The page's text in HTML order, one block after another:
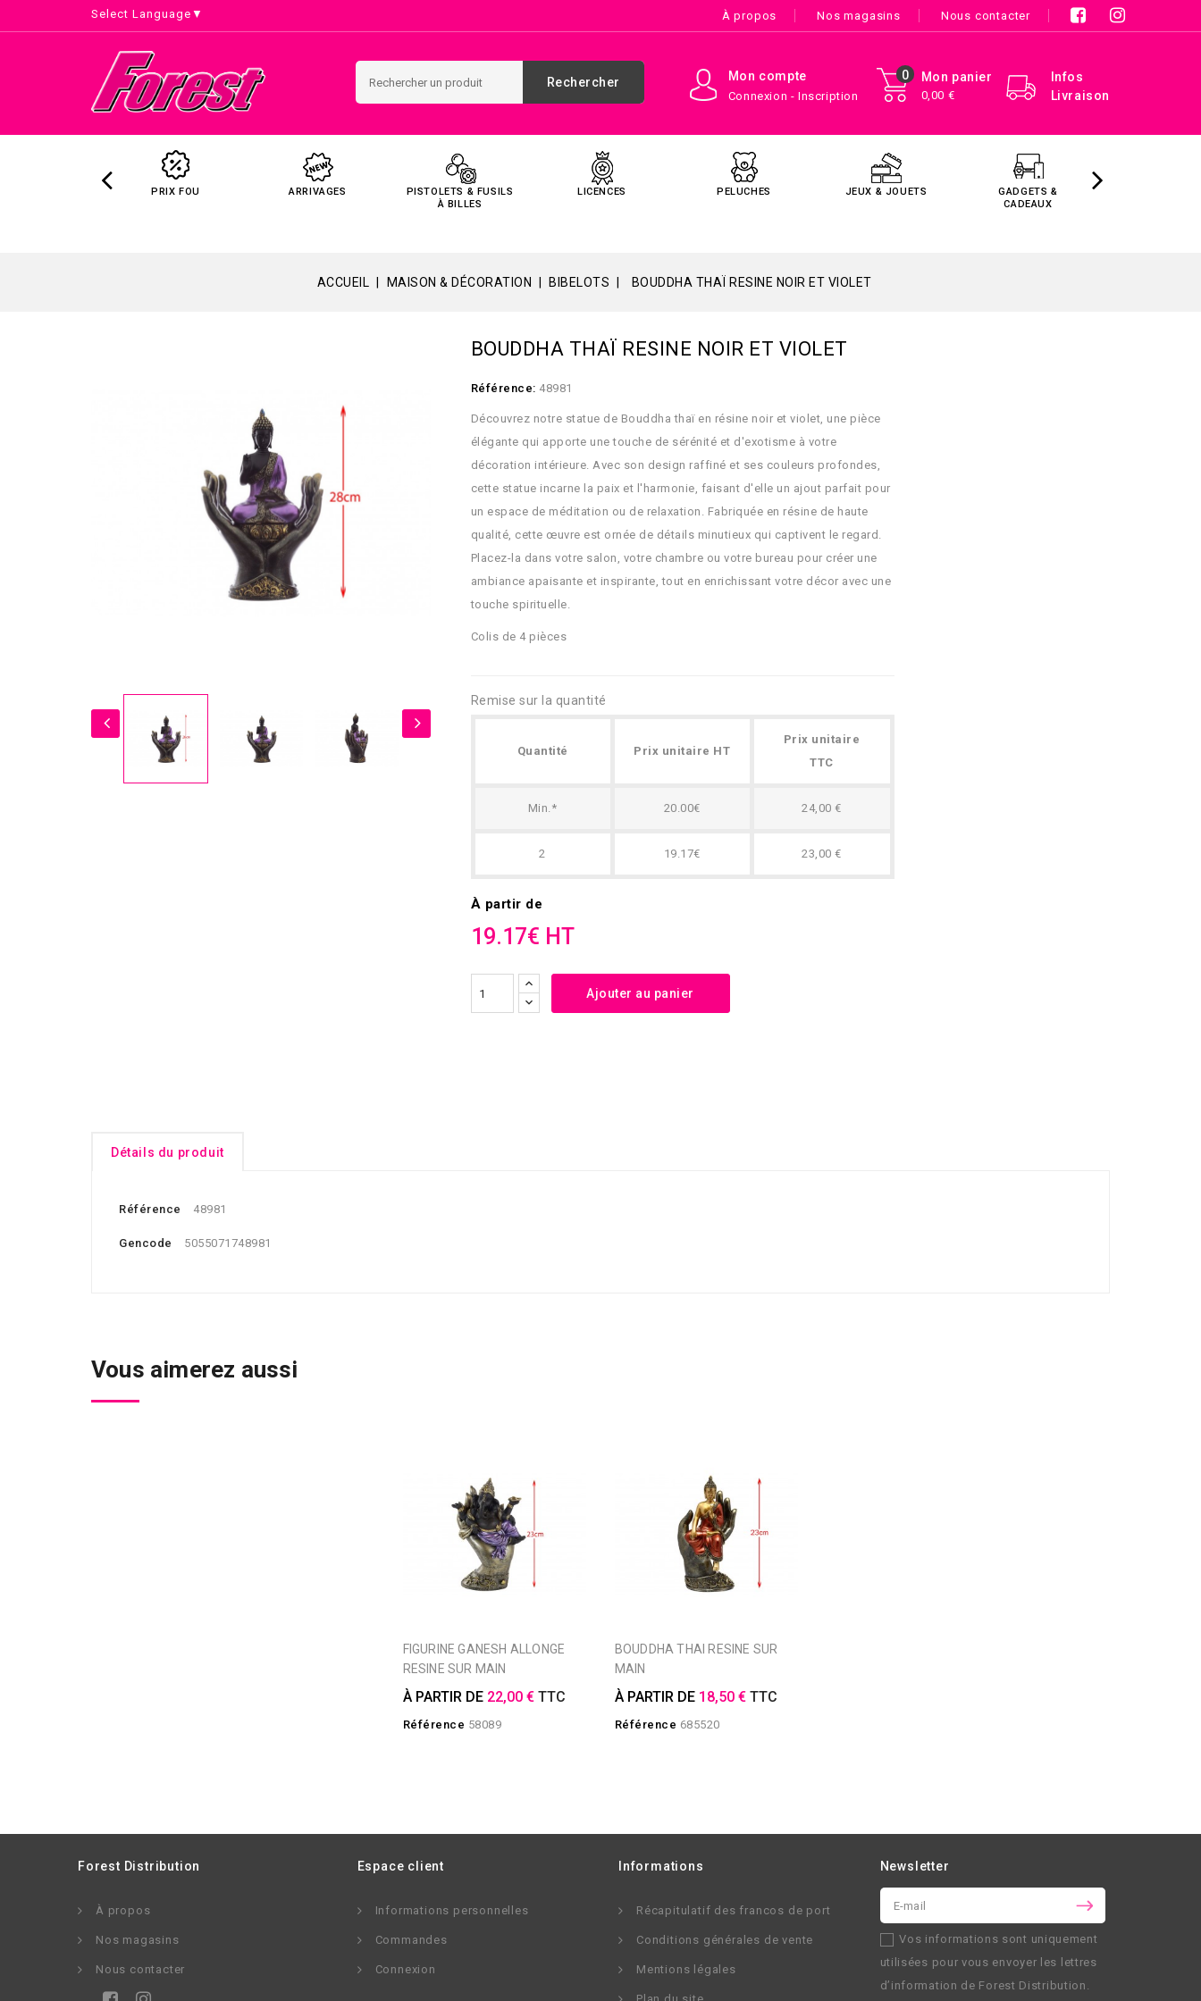
Select Language ▼ À propos Nos magasins Nous contacter
Infos
Livraison
Mon panier
0,00 €
0
Mon compte
Connexion - Inscription
Rechercher
PRIX FOU ARRIVAGES
PISTOLETS & FUSILS
À BILLES
LICENCES PELUCHES JEUX & JOUETS
GADGETS &
CADEAUX
ACCUEIL MAISON & DÉCORATION BIBELOTS BOUDDHA THAÏ RESINE NOIR ET VIOLET
BOUDDHA THAÏ RESINE NOIR ET VIOLET
Référence: 48981
Découvrez notre statue de Bouddha thaï en résine noir et violet, une pièce
élégante qui apporte une touche de sérénité et d'exotisme à votre
décoration intérieure. Avec son design raffiné et ses couleurs profondes,
cette statue incarne la paix et l'harmonie, faisant d'elle un ajout parfait pour
un espace de méditation ou de relaxation. Fabriquée en résine de haute
qualité, cette œuvre est ornée de détails minutieux qui captivent le regard.
Placez-la dans votre salon, votre chambre ou votre bureau pour créer une
ambiance apaisante et inspirante, tout en enrichissant votre décor avec une
touche spirituelle.
Colis de 4 pièces
Remise sur la quantité
Quantité Prix unitaire HT
Prix unitaire
TTC
Min.* 20.00€ 24,00 €
2 19.17€ 23,00 €
À partir de
19.17€ HT
Ajouter au panier
Détails du produit
Référence 48981
Gencode 5055071748981
Vous aimerez aussi
FIGURINE GANESH ALLONGE
RESINE SUR MAIN
À PARTIR DE 22,00 € TTC
Référence 58089
BOUDDHA THAI RESINE SUR
MAIN
À PARTIR DE 18,50 € TTC
Référence 685520
Forest Distribution
À propos
Nos magasins
Nous contacter
Espace client
Informations personnelles
Commandes
Connexion
Informations
Récapitulatif des francos de port
Conditions générales de vente
Mentions légales
Newsletter
Vos informations sont uniquement
utilisées pour vous envoyer les lettres
d’information de Forest Distribution .